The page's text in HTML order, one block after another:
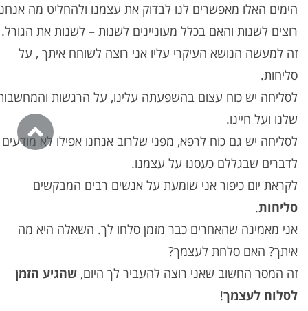
הימים האלו מאפשרים לנו לבדוק את עצמנו ולהחליט מה
רוצים לשנות והאם בכלל מעוניינים לשנות – לשנות את הגורל.
זה למעשה הנושא העיקרי עליו אני רוצה לשוחח איתך , על
סליחות.
לסליחה יש כוח עצום בהשפעתה עלינו, על הרגשות
שלנו ועל חיינו.
לסליחה יש גם כוח לרפא, מפני שלרוב אנחנו אפילו לא מודעים
לדברים שבגללם כעסנו על עצמנו.
לקראת יום כיפור אני שומעת על אנשים רבים המבקשים
סליחות.
אני מאמינה שהאחרים כבר מזמן סלחו לך. השאלה היא מה
איתך? האם סלחת לעצמך?
זה המסר החשוב שאני רוצה להעביר לך היום, שהגיע הזמן
לסלוח לעצמך!